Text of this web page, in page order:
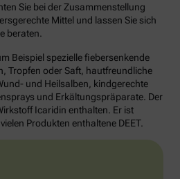
Sie bei der Zusammenstellung
Mittel und lassen Sie sich
beraten.
Beispiel spezielle fiebersenkende
Tropfen oder Saft, hautfreundliche
und Heilsalben, kindgerechte
und Erkältungspräparate. Der
Icaridin enthalten. Er ist
Produkten enthaltene DEET.